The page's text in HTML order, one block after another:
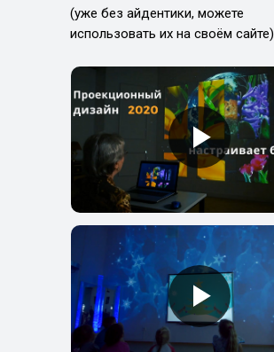
(уже без айдентики, можете
использовать их на своём сайте)